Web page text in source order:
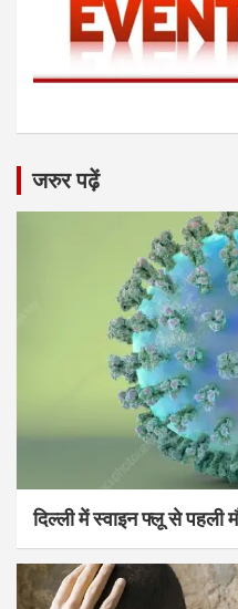
जरुर पढ़ें
दिल्ली में स्वाइन फ्लू से पहली